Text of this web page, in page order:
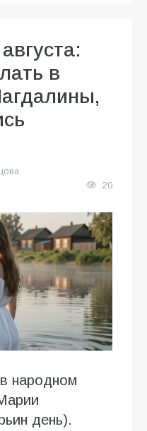
в
20
народном
день).